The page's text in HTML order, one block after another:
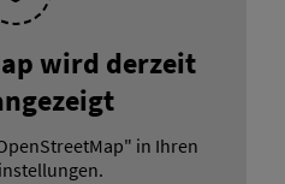
wird derzeit
in Ihren